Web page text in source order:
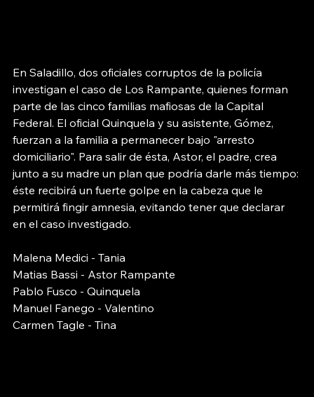
En Saladillo, dos oficiales corruptos de la policía
investigan el caso de Los Rampante, quienes forman
parte de las cinco familias mafiosas de la Capital
Federal. El oficial Quinquela y su asistente, Gómez,
fuerzan a la familia a permanecer bajo "arresto
domiciliario". Para salir de ésta, Astor, el padre, crea
junto a su madre un plan que podría darle más tiempo:
éste recibirá un fuerte golpe en la cabeza que le
permitirá fingir amnesia, evitando tener que declarar
en el caso investigado.
Malena Medici - Tania
Matias Bassi - Astor Rampante
Pablo Fusco - Quinquela
Manuel Fanego - Valentino
Carmen Tagle - Tina